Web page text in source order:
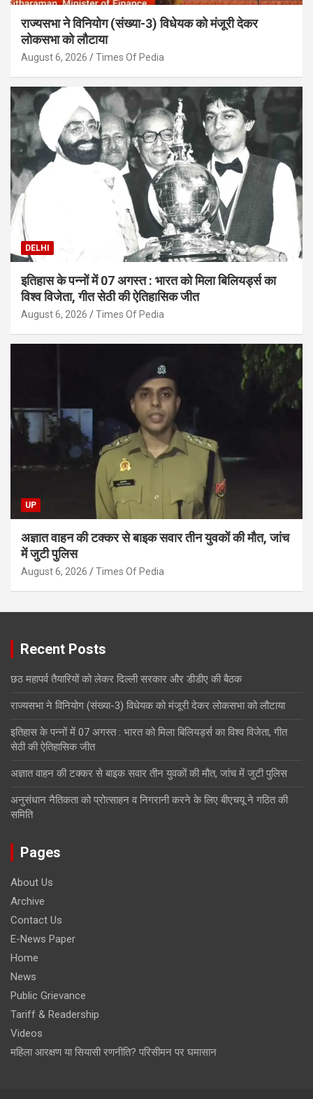
राज्यसभा ने विनियोग (संख्या-3) विधेयक को मंजूरी देकर
लोकसभा को लौटाया
August 6, 2026 Times Of Pedia
DELHI
इतिहास के पन्नों में 07 अगस्त : भारत को मिला बिलियर्ड्स का
विश्व विजेता, गीत सेठी की ऐतिहासिक जीत
August 6, 2026 Times Of Pedia
UP
अज्ञात वाहन की टक्कर से बाइक सवार तीन युवकों की मौत, जांच
में जुटी पुलिस
August 6, 2026 Times Of Pedia
Recent Posts
छठ महापर्व तैयारियों को लेकर दिल्ली सरकार और डीडीए की बैठक
राज्यसभा ने विनियोग (संख्या-3) विधेयक को मंजूरी देकर लोकसभा को लौटाया
इतिहास के पन्नों में 07 अगस्त : भारत को मिला बिलियर्ड्स का विश्व विजेता, गीत
सेठी की ऐतिहासिक जीत
अज्ञात वाहन की टक्कर से बाइक सवार तीन युवकों की मौत, जांच में जुटी पुलिस
अनुसंधान नैतिकता को प्रोत्साहन व निगरानी करने के लिए बीएचयू ने गठित की
समिति
Pages
About Us
Archive
Contact Us
E-News Paper
Home
News
Public Grievance
Tariff & Readership
Videos
महिला आरक्षण या सियासी रणनीति? परिसीमन पर घमासान